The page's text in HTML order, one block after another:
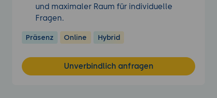
und maximaler Raum für individuelle
Fragen.
Präsenz Online Hybrid
Unverbindlich anfragen